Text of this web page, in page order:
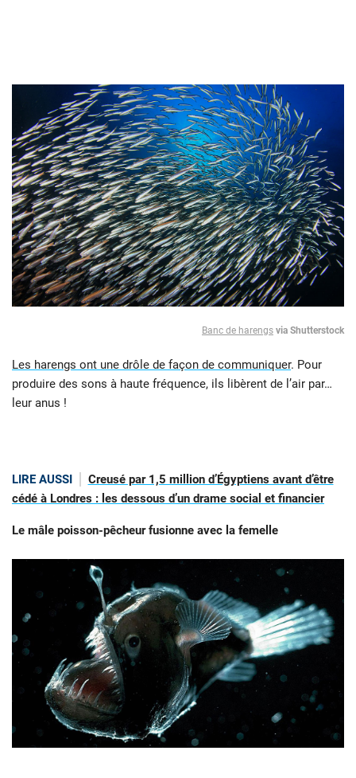
Banc de harengs via Shutterstock
Les harengs ont une drôle de façon de communiquer. Pour
produire des sons à haute fréquence, ils libèrent de l’air par…
leur anus !
LIRE AUSSI
Creusé par 1,5 million d’Égyptiens avant d’être
cédé à Londres : les dessous d’un drame social et financier
Le mâle poisson-pêcheur fusionne avec la femelle